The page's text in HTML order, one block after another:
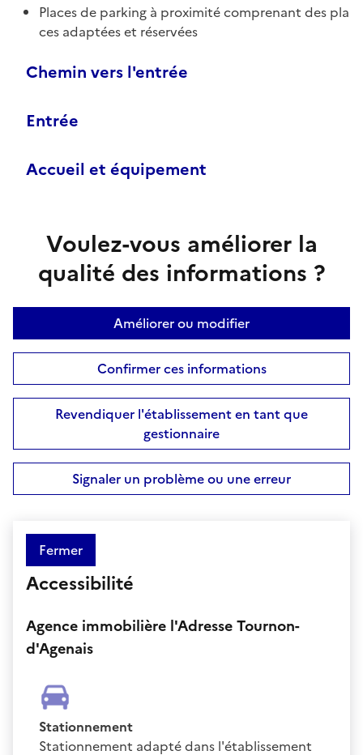
Places de parking à proximité comprenant des pla
ces adaptées et réservées
Chemin vers l'entrée
Entrée
Accueil et équipement
Voulez-vous améliorer la
qualité des informations ?
Améliorer ou modifier
Confirmer ces informations
Revendiquer l'établissement en tant que
gestionnaire
Signaler un problème ou une erreur
Fermer
Accessibilité
Agence immobilière l'Adresse Tournon-
d'Agenais
Stationnement
Stationnement adapté dans l'établissement